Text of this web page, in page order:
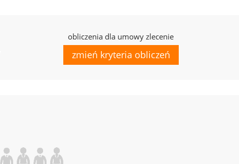
obliczenia dla umowy zlecenie
zmień kryteria obliczeń